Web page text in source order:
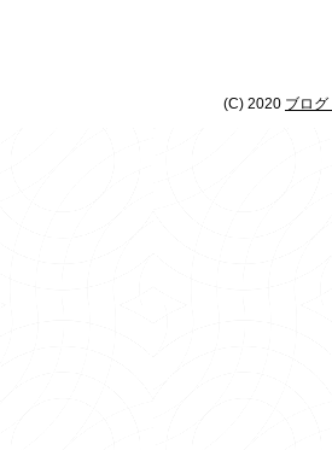
(C) 2020 ブロ